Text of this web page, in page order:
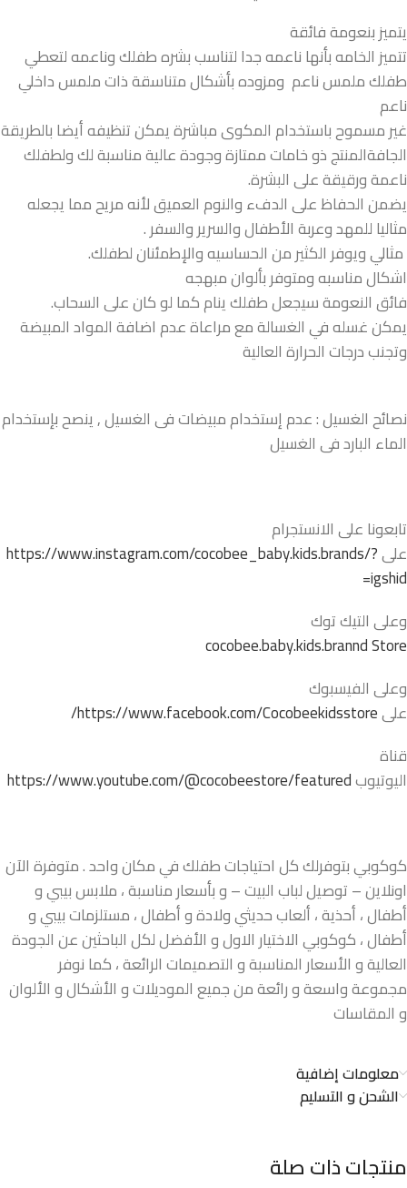
يتميز بنعومة فائقة
تتميز الخامه بأنها ناعمه جدا لتناسب بشره طفلك وناعمه لتعطي
طفلك ملمس ناعم ومزوده بأشكال متناسقة ذات ملمس داخلي
ناعم
غير مسموح باستخدام المكوى مباشرة يمكن تنظيفه أيضا بالطريقة
الجافةالمنتج ذو خامات ممتازة وجودة عالية مناسبة لك ولطفلك
ناعمة ورقيقة على البشرة.
يضمن الحفاظ على الدفء والنوم العميق لأنه مريح مما يجعله
مثاليا للمهد وعربة الأطفال والسرير والسفر .
مثالي ويوفر الكثير من الحساسيه والإطمئنان لطفلك.
اشكال مناسبه ومتوفر بألوان مبهجه
فائق النعومة سيجعل طفلك ينام كما لو كان على السحاب.
يمكن غسله في الغسالة مع مراعاة عدم اضافة المواد المبيضة
وتجنب درجات الحرارة العالية
نصائح الغسيل : عدم إستخدام مبيضات فى الغسيل , ينصح بإستخدام
الماء البارد فى الغسيل
تابعونا على الانستجرام
علىhttps://www.instagram.com/cocobee_baby.kids.brands/?
igshid=
وعلى التيك توك
cocobee.baby.kids.brannd Store
وعلى الفيسبوك
علىhttps://www.facebook.com/Cocobeekidsstore/
قناة
اليوتيوبhttps://www.youtube.com/@cocobeestore/featured
كوكوبي بتوفرلك كل احتياجات طفلك في مكان واحد . متوفرة الآن
اونلاين – توصيل لباب البيت – و بأسعار مناسبة ، ملابس بيبي و
أطفال ، أحذية ، ألعاب حديثي ولادة و أطفال ، مستلزمات بيبي و
أطفال ، كوكوبي الاختيار الاول و الأفضل لكل الباحثين عن الجودة
العالية و الأسعار المناسبة و التصميمات الرائعة ، كما نوفر
مجموعة واسعة و رائعة من جميع الموديلات و الأشكال و الألوان
و المقاسات
معلومات إضافية
الشحن و التسليم
منتجات ذات صلة